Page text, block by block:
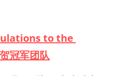
to the
冠军团队